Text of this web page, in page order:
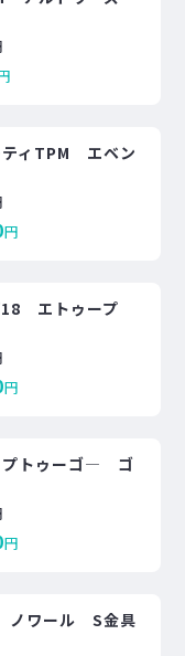
ィTPM エベン
円
18 エトゥープ
円
プトゥーゴ― ゴ
円
ノワール S金具